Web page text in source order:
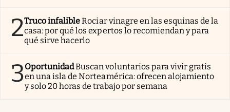
2Truco infalibleRociar vinagre en las esquinas de la
casa: por qué los expertos lo recomiendan y para
qué sirve hacerlo
3OportunidadBuscan voluntarios para vivir gratis
en una isla de Norteamérica: ofrecen alojamiento
y solo 20 horas de trabajo por semana